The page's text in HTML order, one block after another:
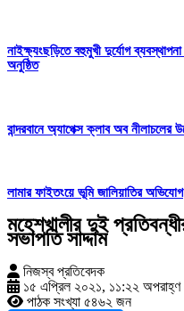
নাইক্ষ্যংছড়িতে বহুমুখী দুর্যোগ
অনুষ্ঠিত
বান্দরবানে অ্যাপেক্স ক্লাব অব নীলাচলের
লামার ফাইতংয়ে ভূমি জালিয়াতির অভিযোগ
মহেশখালীর দুই
সভাপতি সাদ্দাম
নিজস্ব প্রতিবেদক
১৫ এপ্রিল ২০২১, ১১:২২ অপরাহ্ণ
পাঠক সংখ্যা ৫৪৬২ জন